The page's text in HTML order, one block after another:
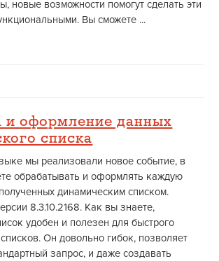
новые возможности помогут сделать эти
Вы сможете ...
и оформление данных
списка
мы реализовали новое событие, в
обрабатывать и оформлять каждую
динамическим списком.
8.3.10.2168. Как вы знаете,
удобен и полезен для быстрого
Он довольно гибок, позволяет
запрос, и даже создавать